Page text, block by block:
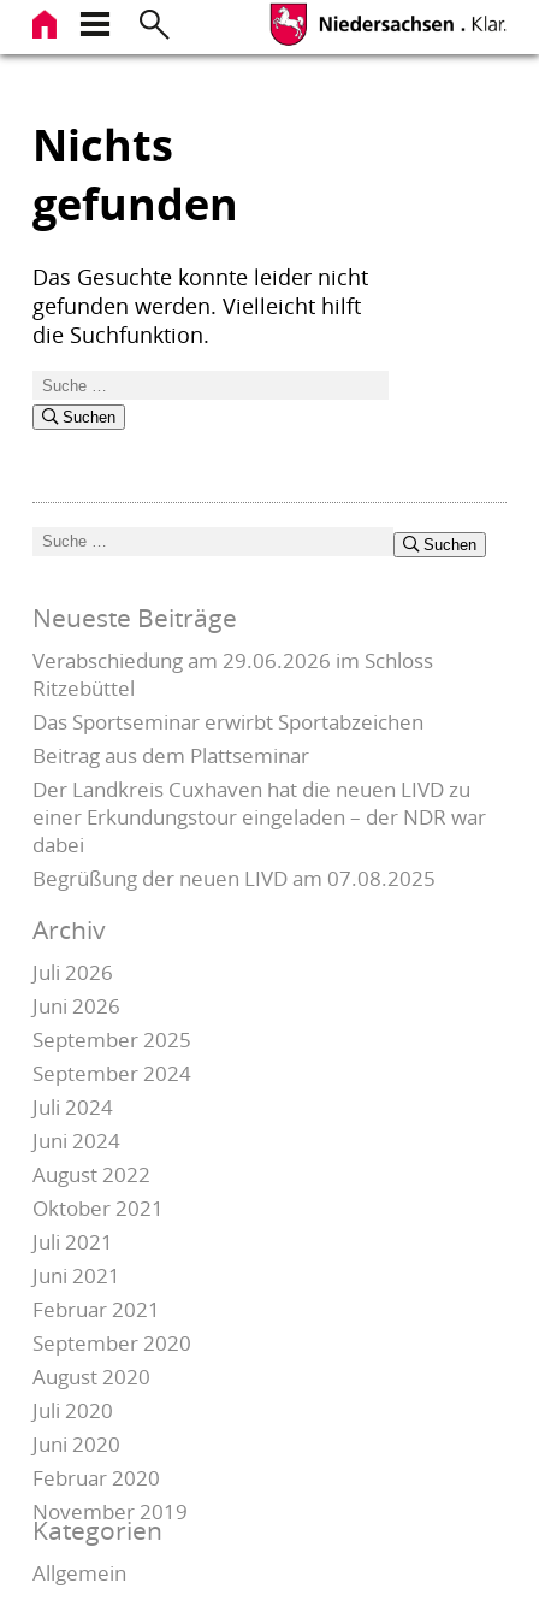
Zum
Inhalt
Nichts
gefunden
Das Gesuchte konnte leider nicht
gefunden werden. Vielleicht hilft
die Suchfunktion.
Suchen
Suchen
Suchen
Neueste Beiträge
Verabschiedung am 29.06.2026 im Schloss
Ritzebüttel
Das Sportseminar erwirbt Sportabzeichen
Beitrag aus dem Plattseminar
Der Landkreis Cuxhaven hat die neuen LIVD zu
einer Erkundungstour eingeladen – der NDR war
dabei
Begrüßung der neuen LIVD am 07.08.2025
Archiv
Juli 2026
Juni 2026
September 2025
September 2024
Juli 2024
Juni 2024
August 2022
Oktober 2021
Juli 2021
Juni 2021
Februar 2021
September 2020
August 2020
Juli 2020
Juni 2020
Februar 2020
November 2019
Kategorien
Allgemein